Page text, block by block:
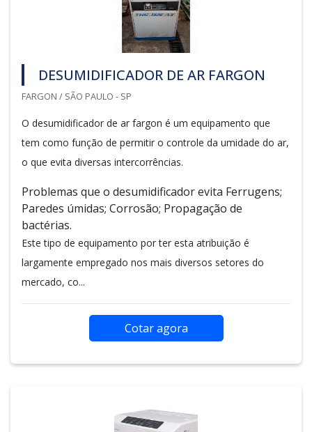
DESUMIDIFICADOR DE AR FARGON
FARGON / SÃO PAULO - SP
O desumidificador de ar fargon é um equipamento que
tem como função de permitir o controle da umidade do ar,
o que evita diversas intercorrências.
Problemas que o desumidificador evita Ferrugens;
Paredes úmidas; Corrosão; Propagação de
bactérias.
Este tipo de equipamento por ter esta atribuição é
largamente empregado nos mais diversos setores do
mercado, co...
Cotar agora